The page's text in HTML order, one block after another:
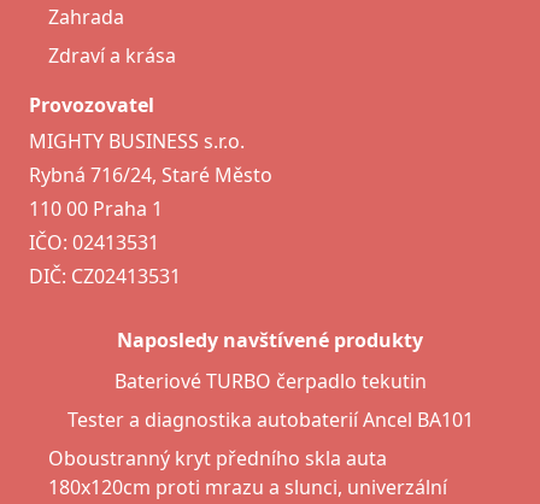
Zahrada
Zdraví a krása
Provozovatel
MIGHTY BUSINESS s.r.o.
Rybná 716/24, Staré Město
110 00 Praha 1
IČO: 02413531
DIČ: CZ02413531
Naposledy navštívené produkty
Bateriové TURBO čerpadlo tekutin
Tester a diagnostika autobaterií Ancel BA101
Oboustranný kryt předního skla auta
180x120cm proti mrazu a slunci, univerzální